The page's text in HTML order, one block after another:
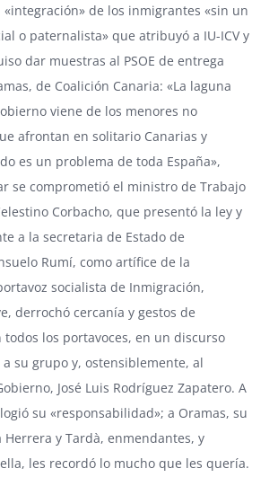
de los inmigrantes «sin un
o paternalista» que atribuyó a IU-ICV y
dar muestras al PSOE de entrega
de Coalición Canaria: «La laguna
viene de los menores no
afrontan en solitario Canarias y
es un problema de toda España»,
se comprometió el ministro de Trabajo
Corbacho, que presentó la ley y
a la secretaria de Estado de
Rumí, como artífice de la
socialista de Inmigración,
derrochó cercanía y gestos de
los portavoces, en un discurso
su grupo y, ostensiblemente, al
José Luis Rodríguez Zapatero. A
su «responsabilidad»; a Oramas, su
Herrera y Tardà, enmendantes, y
les recordó lo mucho que les quería.